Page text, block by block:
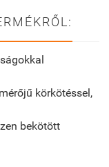
körkötéssel,
bekötött